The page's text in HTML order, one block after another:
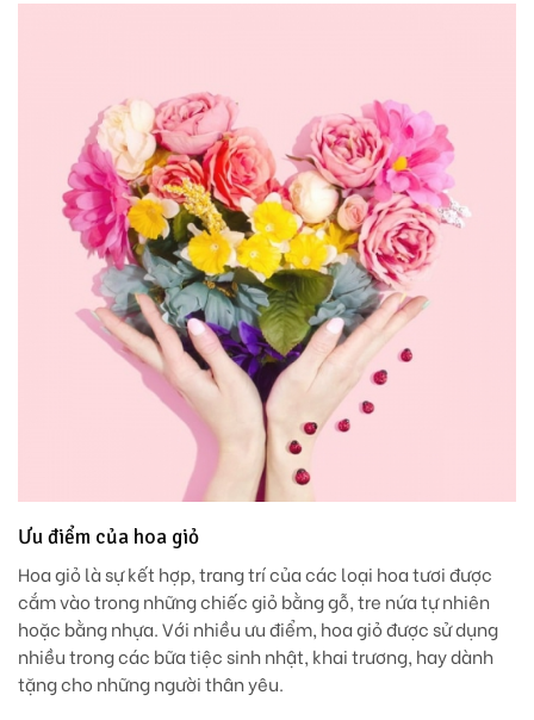
Ưu điểm của hoa giỏ
Hoa giỏ là sự kết hợp, trang trí của các loại hoa tươi được
cắm vào trong những chiếc giỏ bằng gỗ, tre nứa tự nhiên
hoặc bằng nhựa. Với nhiều ưu điểm, hoa giỏ được sử dụng
nhiều trong các bữa tiệc sinh nhật, khai trương, hay dành
tặng cho những người thân yêu.